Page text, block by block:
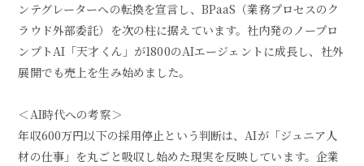
ンテグレーターへの転換を宣言し、BPaaS（業務プロセスのク
ラウド外部委託）を次の柱に据えています。社内発のノープロ
ンプトAI「天才くん」が1800のAIエージェントに成長し、社外
展開でも売上を生み始めました。
＜AI時代への考察＞
年収600万円以下の採用停止という判断は、AIが「ジュニア人
材の仕事」を丸ごと吸収し始めた現実を反映しています。企業